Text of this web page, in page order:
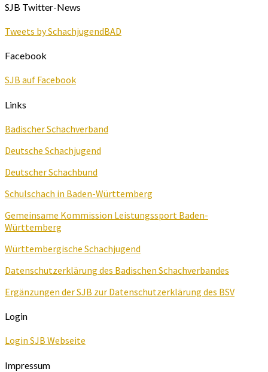
SJB Twitter-News
Tweets by SchachjugendBAD
Facebook
SJB auf Facebook
Links
Badischer Schachverband
Deutsche Schachjugend
Deutscher Schachbund
Schulschach in Baden-Württemberg
Gemeinsame Kommission Leistungssport Baden-
Württemberg
Württembergische Schachjugend
Datenschutzerklärung des Badischen Schachverbandes
Ergänzungen der SJB zur Datenschutzerklärung des BSV
Login
Login SJB Webseite
Impressum